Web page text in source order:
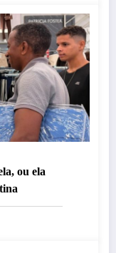
ou ela